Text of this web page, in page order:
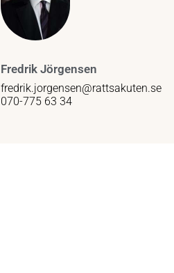
Fredrik Jörgensen
fredrik.jorgensen@rattsakuten.se
070-775 63 34